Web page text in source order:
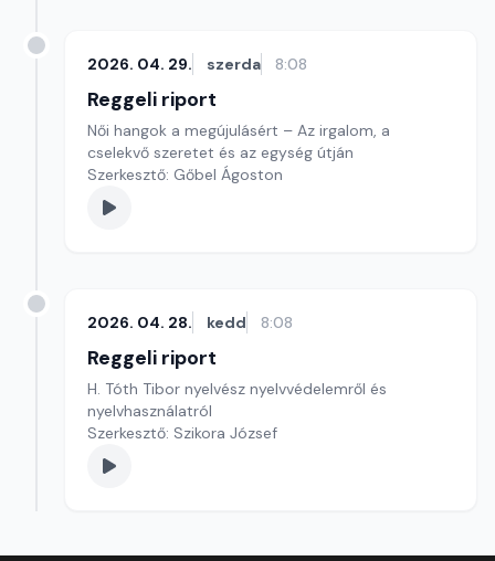
2026. 04. 29. szerda 8:08
Reggeli riport
Női hangok a megújulásért – Az irgalom, a
cselekvő szeretet és az egység útján
Szerkesztő: Gőbel Ágoston
2026. 04. 28. kedd 8:08
Reggeli riport
H. Tóth Tibor nyelvész nyelvvédelemről és
nyelvhasználatról
Szerkesztő: Szikora József